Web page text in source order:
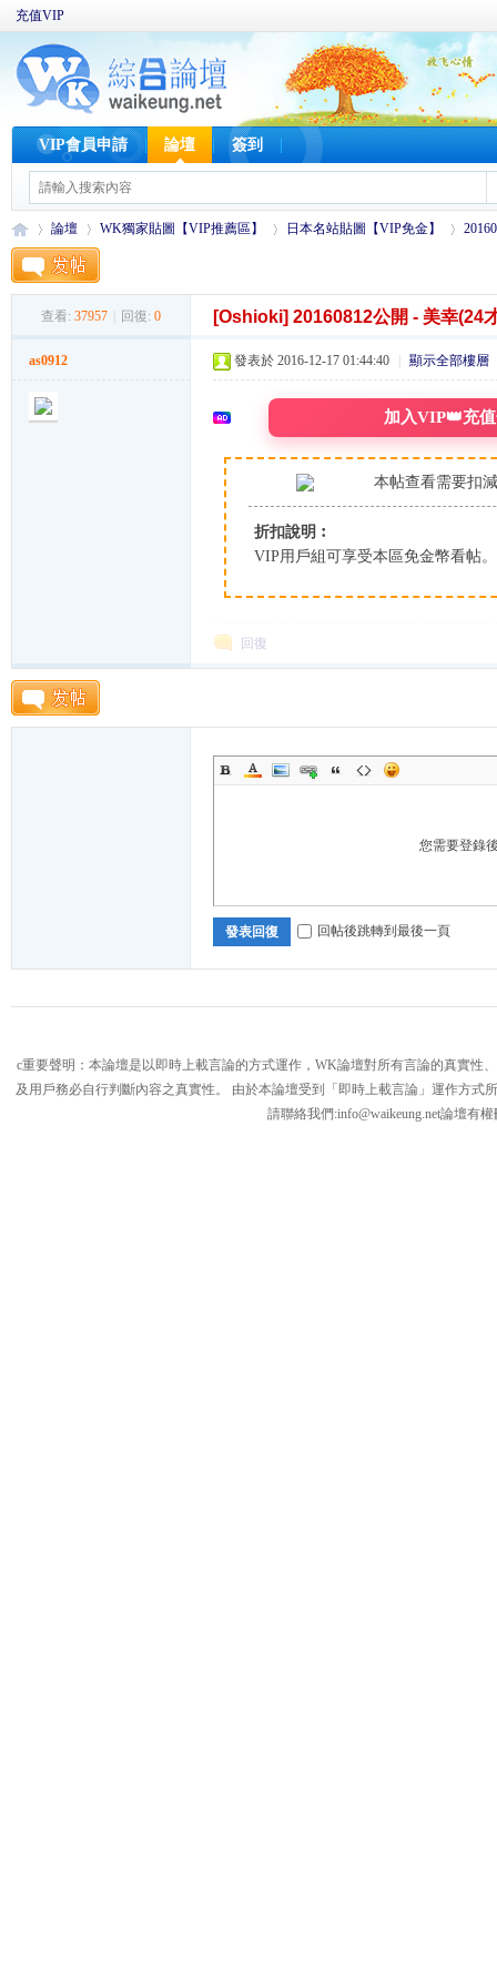
充值VIP
VIP會員申請 論壇 簽到
論壇
›
WK獨家貼圖【VIP推薦區】
›
日本名站貼圖【VIP免金】
›
查看: 37957 回復: 0 [Oshioki] 20160812公開 - 美幸(24
as0912 發表於 2016-12-17 01:44:40 顯示全部樓層
加入VIP👑充
本帖查看需要扣
折扣說明︰
VIP用戶組可享受本區免金幣看帖
回復
您需要登錄
發表回復 回帖後跳轉到最後一頁
c重要聲明：本論壇是以即時上載言論的方式運作，WK論壇對所有言論的真實
及用戶務必自行判斷內容之真實性。 由於本論壇受到「即時上載言論」運作方
請聯絡我們:info@waikeung.net論壇有